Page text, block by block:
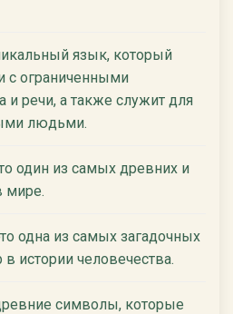
язык, который
с ограниченными
и речи, а также служит для
людьми.
один из самых древних и
мире.
одна из самых загадочных
истории человечества.
символы, которые